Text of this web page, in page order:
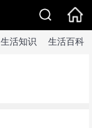
生活知识 生活百科